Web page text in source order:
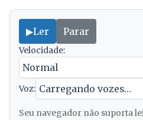
▶Ler Parar
Velocidade:
Voz:
Seu navegador não suporta